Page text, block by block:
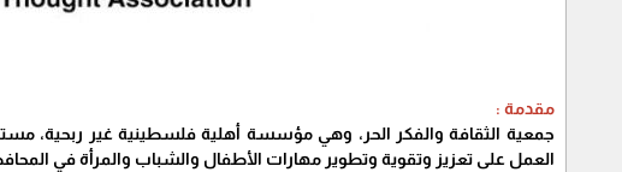
مقدمة :
العمل على تعزيز وتقوية وتطوير مهارات الأطفال والشباب والمرأة في